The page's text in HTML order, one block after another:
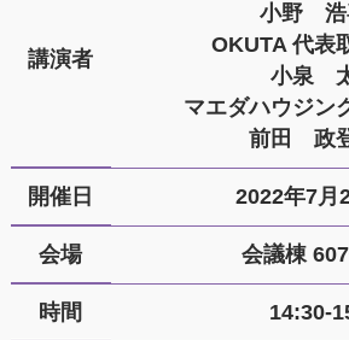
講演者
小野 浩
OKUTA 代表
小泉
マエダハウジン
前田 政
開催日 2022年7月
会場 会議棟
時間 14:30-